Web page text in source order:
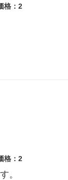
格：2
格：2
。